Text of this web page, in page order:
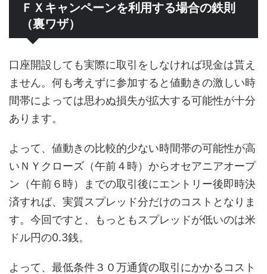
ＦＸキャンペーンを利用する場合の鉄則
（裏ワザ）
口座開設しても実際に取引をしなければ現金は貰え
ません。何も考えずに参加すると値動きの激しい時
間帯によっては思わぬ損失が拡大する可能性が十分
あります。
よって、値動きの比較的少ない時間帯の可能性が高
いＮＹクローズ（午前４時）からオセアニアオープ
ン（午前６時）までの取引後にエントリー後即時決
済すれば、実質スプレッド分だけのコストとなりま
す。今回ですと、もっともスプレッドが低いのは米
ドル円の0.3銭。
よって、最低条件３０万通貨の取引にかかるコスト